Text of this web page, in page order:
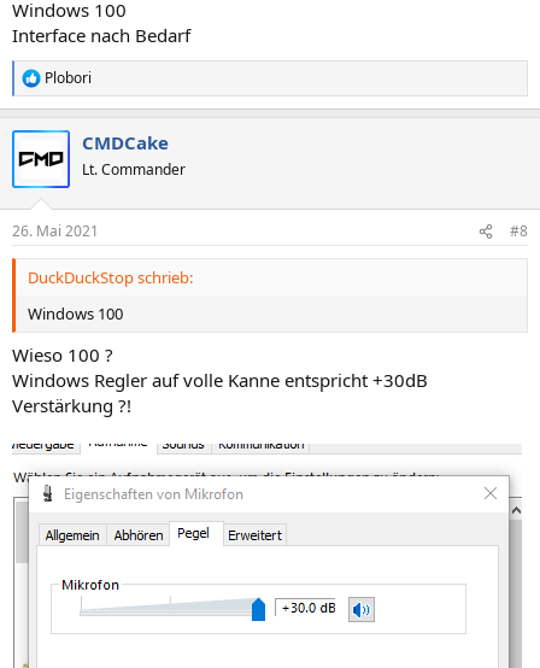
Windows 100
Interface nach Bedarf
R
e
t
i
e
n
Plobori
CMDCake
Lt. Commander
26. Mai 2021 #8
DuckDuckStop schrieb:
Windows 100
Wieso 100 ?
Windows Regler auf volle Kanne entspricht +30dB
Verstärkung ?!